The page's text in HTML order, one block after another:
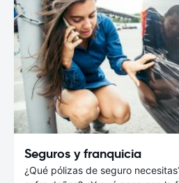
Seguros y franquicia
¿Qué pólizas de seguro